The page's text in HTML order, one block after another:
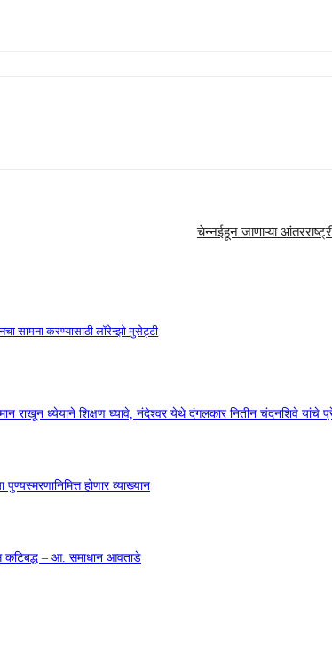
चेन्नईहून जाणाऱ्या
सामना करण्यासाठी लॉरेन्झो मुसेट्टी
राखून ध्येयाने शिक्षण घ्यावे, नंदेश्वर येथे दंगलकार नितीन चंदनशिवे यांचे
होणार व्याख्यान
कटिबद्ध – आ. समाधान आवताडे